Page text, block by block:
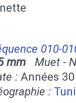
010-
mm Muet -
: Années 30
: